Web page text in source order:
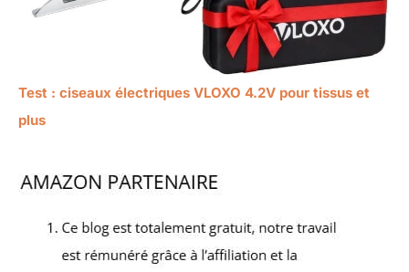
Test : ciseaux électriques VLOXO 4.2V pour tissus et
plus